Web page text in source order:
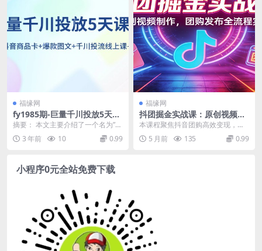
福缘网
fy1985期-巨量千川投放5天课
程：抖音商品卡+爆款图文+千
川投流线上课(掌握抖音商品推
广与广告投放技巧，提升品牌
摘要： 本文主要介绍了一个名为”巨
量千川投放5天课程”的...
3 年前 10 0.99
福缘网
抖团掘金实战课：原创视频制
作，团购发布全流程实操
本课程聚焦抖音团购高效变现，摆
脱基础玩法局限，从内容制作到落
地执行全维度赋能。核...
5 月前 135 0.99
小程序0元全站免费下载